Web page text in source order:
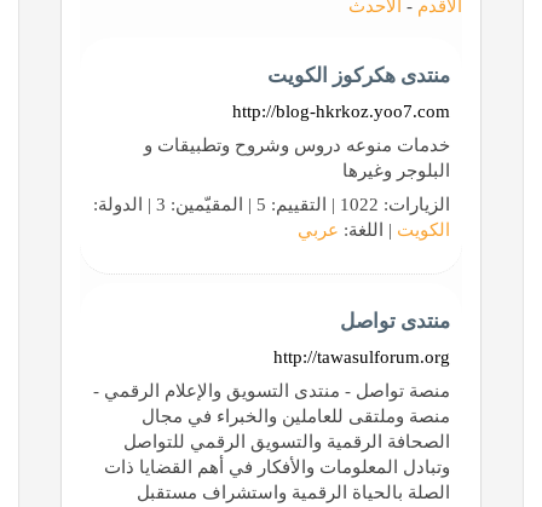
الأقدم - الأحدث
منتدى هكركوز الكويت
http://blog-hkrkoz.yoo7.com
خدمات منوعه دروس وشروح وتطبيقات و
البلوجر وغيرها
الزيارات: 1022 | التقييم: 5 | المقيّمين: 3 | الدولة:
الكويت | اللغة: عربي
منتدى تواصل
http://tawasulforum.org
منصة تواصل - منتدى التسويق والإعلام الرقمي -
منصة وملتقى للعاملين والخبراء في مجال
الصحافة الرقمية والتسويق الرقمي للتواصل
وتبادل المعلومات والأفكار في أهم القضايا ذات
الصلة بالحياة الرقمية واستشراف مستقبل